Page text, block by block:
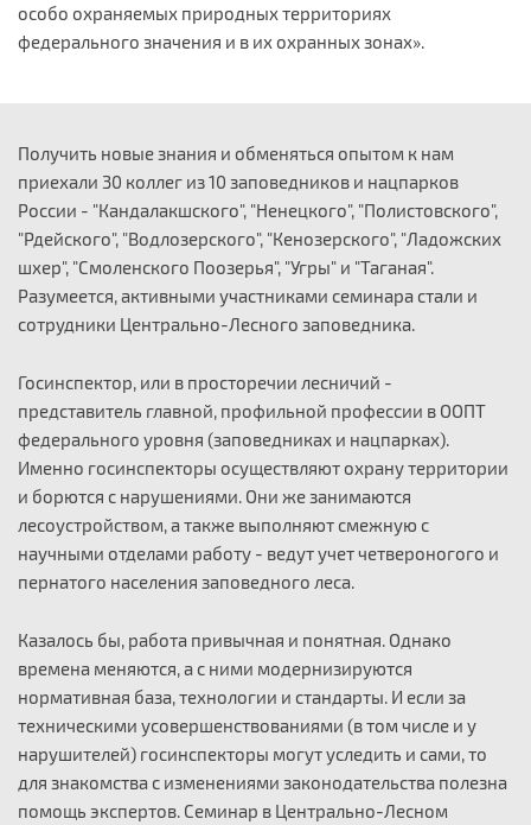
особо охраняемых природных территориях
федерального значения и в их охранных зонах».
Получить новые знания и обменяться опытом к нам
приехали 30 коллег из 10 заповедников и нацпарков
России - "Кандалакшского", "Ненецкого", "Полистовского",
"Рдейского", "Водлозерского", "Кенозерского", "Ладожских
шхер", "Смоленского Поозерья", "Угры" и "Таганая".
Разумеется, активными участниками семинара стали и
сотрудники Центрально-Лесного заповедника.
Госинспектор, или в просторечии лесничий -
представитель главной, профильной профессии в ООПТ
федерального уровня (заповедниках и нацпарках).
Именно госинспекторы осуществляют охрану территории
и борются с нарушениями. Они же занимаются
лесоустройством, а также выполняют смежную с
научными отделами работу - ведут учет четвероногого и
пернатого населения заповедного леса.
Казалось бы, работа привычная и понятная. Однако
времена меняются, а с ними модернизируются
нормативная база, технологии и стандарты. И если за
техническими усовершенствованиями (в том числе и у
нарушителей) госинспекторы могут уследить и сами, то
для знакомства с изменениями законодательства полезна
помощь экспертов. Семинар в Центрально-Лесном